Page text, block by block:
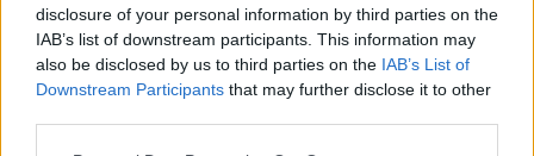
disclosure of your personal information by third parties on the
IAB’s list of downstream participants. This information may
also be disclosed by us to third parties on the IAB’s List of
Downstream Participants that may further disclose it to other
ΔΕΙΤΕ ΕΠΙΣΗΣ
ΣΤΗΝ ΙΔΙΑ ΚΑΤΗΓΟΡΙΑ